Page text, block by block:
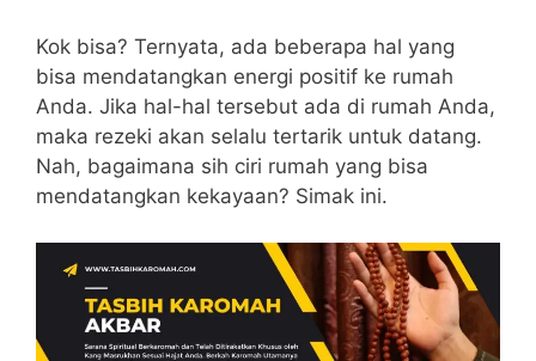
Kok bisa? Ternyata, ada beberapa hal yang
bisa mendatangkan energi positif ke rumah
Anda. Jika hal-hal tersebut ada di rumah Anda,
maka rezeki akan selalu tertarik untuk datang.
Nah, bagaimana sih ciri rumah yang bisa
mendatangkan kekayaan? Simak ini.